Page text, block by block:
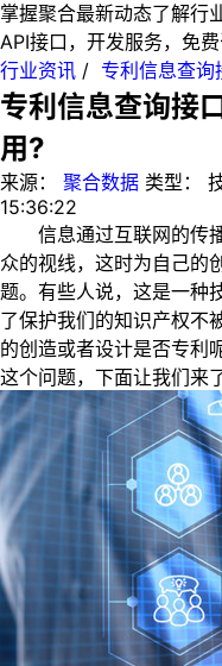
掌握聚合最新动态了解行
API接口，开发服务，免
行业资讯 / 专利信息查询
专利信息查询接
用?
来源： 聚合数据 类型：
15:36:22
信息通过互联网的传播
众的视线，这时为自己的
题。有些人说，这是一种
了保护我们的知识产权不
的创造或者设计是否专利
这个问题，下面让我们来